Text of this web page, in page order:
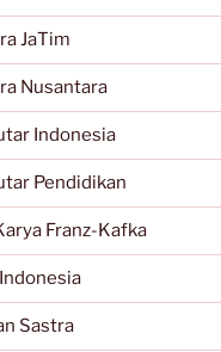
JaTim
Nusantara
Indonesia
Pendidikan
Franz-Kafka
Sastra